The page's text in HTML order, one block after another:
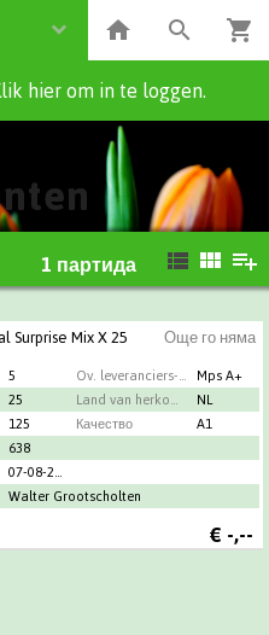
hier om in te loggen.
1 партида
Още го няма
Surprise Mix X 25
5
Mps A+
25
NL
125 Качество
A1
638
Walter Grootscholten
€ -,--